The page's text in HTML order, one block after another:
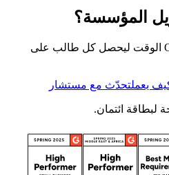
المؤسسة؟
اكتشف كيف يوفّر OpenEduCat الوقت ليحصل كل طالب على
يعملتحدّث مع مستشار